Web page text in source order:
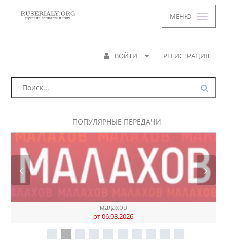
МЕНЮ
ВОЙТИ РЕГИСТРАЦИЯ
ПОПУЛЯРНЫЕ ПЕРЕДАЧИ
ӎаԓахов
от 06.08.2026